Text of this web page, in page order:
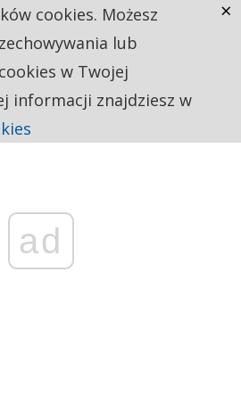
ad
cookies. Możesz
lub
w Twojej
informacji znajdziesz w
×